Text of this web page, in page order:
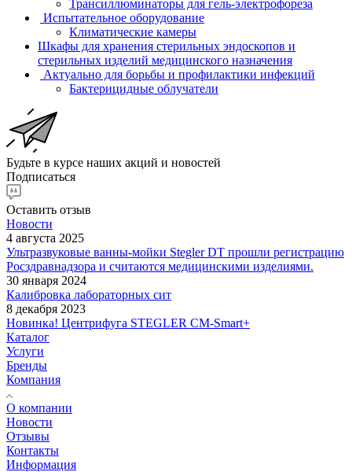
Трансиллюминаторы для гель-электрофореза
Испытательное оборудование
Климатические камеры
Шкафы для хранения стерильных эндоскопов и
стерильных изделий медицинского назначения
Актуально для борьбы и профилактики инфекций
Бактерицидные облучатели
Будьте в курсе наших акций и новостей
Подписаться
Оставить отзыв
Новости
4 августа 2025
Ультразвуковые ванны-мойки Stegler DT прошли регистрацию
Росздравнадзора и считаются медицинскими изделиями.
30 января 2024
Калибровка лабораторных сит
8 декабря 2023
Новинка! Центрифуга STEGLER CM-Smart+
Каталог
Услуги
Бренды
Компания
О компании
Новости
Отзывы
Контакты
Информация